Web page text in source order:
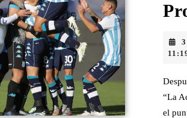
“La
el